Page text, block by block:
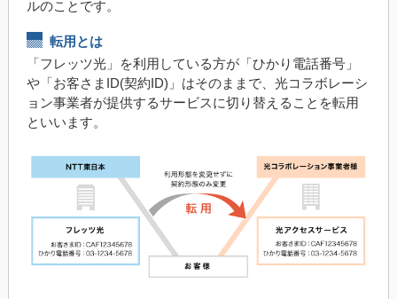
ルのことです。
転用とは
「フレッツ光」を利用している方が「ひかり電話番号」
や「お客さまID(契約ID)」はそのままで、光コラボレーシ
ョン事業者が提供するサービスに切り替えることを転用
といいます。